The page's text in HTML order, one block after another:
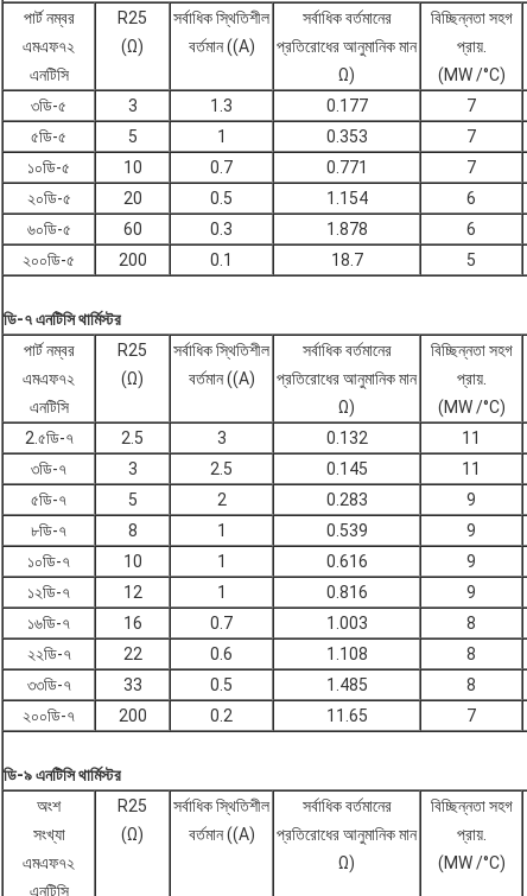
পার্ট নম্বর
এমএফ৭২
এনটিসি
R25
(Ω)
সর্বাধিক স্থিতিশীল
বর্তমান ((A)
সর্বাধিক বর্তমানের
প্রতিরোধের আনুমানিক মান
Ω)
বিচ্ছিন্নতা সহগ
প্রায়.
(MW /°C)
৩ডি-৫ 3 1.3 0.177 7
৫ডি-৫
5 1 0.353 7
১০ডি-৫
10 0.7 0.771 7
২০ডি-৫
20 0.5 1.154 6
৬০ডি-৫
60 0.3 1.878 6
২০০ডি-৫
200 0.1 18.7 5
ডি-৭ এনটিসি থার্মিস্টর
পার্ট নম্বর
এমএফ৭২
এনটিসি
R25
(Ω)
সর্বাধিক স্থিতিশীল
বর্তমান ((A)
সর্বাধিক বর্তমানের
প্রতিরোধের আনুমানিক মান
Ω)
বিচ্ছিন্নতা সহগ
প্রায়.
(MW /°C)
2.৫ডি-৭ 2.5 3 0.132 11
৩ডি-৭
3 2.5 0.145 11
৫ডি-৭
5 2 0.283 9
৮ডি-৭
8 1 0.539 9
১০ডি-৭
10 1 0.616 9
১২ডি-৭
12 1 0.816 9
১৬ডি-৭
16 0.7 1.003 8
২২ডি-৭
22 0.6 1.108 8
৩৩ডি-৭
33 0.5 1.485 8
২০০ডি-৭
200 0.2 11.65 7
ডি-৯ এনটিসি থার্মিস্টর
অংশ
সংখ্যা
এমএফ৭২
এনটিসি
R25
(Ω)
সর্বাধিক স্থিতিশীল
বর্তমান ((A)
সর্বাধিক বর্তমানের
প্রতিরোধের আনুমানিক মান
Ω)
বিচ্ছিন্নতা সহগ
প্রায়.
(MW /°C)